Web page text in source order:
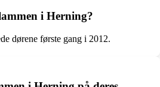
i Herning?
dørene første gang i 2012.